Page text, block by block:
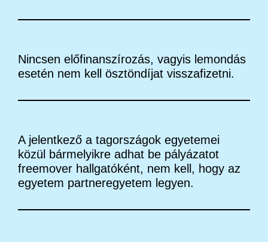
Nincsen előfinanszírozás, vagyis lemondás
esetén nem kell ösztöndíjat visszafizetni.
A jelentkező a tagországok egyetemei
közül bármelyikre adhat be pályázatot
freemover hallgatóként, nem kell, hogy az
egyetem partneregyetem legyen.